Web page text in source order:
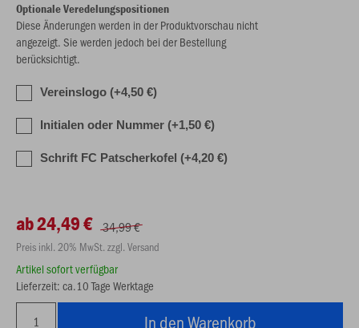
Optionale Veredelungspositionen
Diese Änderungen werden in der Produktvorschau nicht
angezeigt. Sie werden jedoch bei der Bestellung
berücksichtigt.
Vereinslogo (+4,50 €)
Initialen oder Nummer (+1,50 €)
Schrift FC Patscherkofel (+4,20 €)
ab 24,49 € 34,99 €
Preis inkl. 20% MwSt. zzgl. Versand
Artikel sofort verfügbar
Lieferzeit: ca.10 Tage Werktage
In den Warenkorb